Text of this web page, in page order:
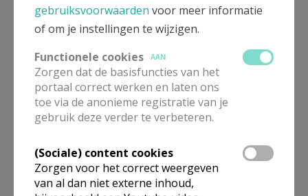
gebruiksvoorwaarden voor meer informatie
of om je instellingen te wijzigen.
Functionele cookies
AAN
Zorgen dat de basisfuncties van het
portaal correct werken en laten ons
toe via de anonieme registratie van je
gebruik deze verder te verbeteren.
(Sociale) content cookies
Zorgen voor het correct weergeven
van al dan niet externe inhoud,